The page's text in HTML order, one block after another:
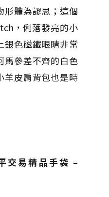
形體為謬思；這個
，俐落發亮的小
銀色磁鐵眼睛非常
馬參差不齊的白色
羊皮肩背包也是時
交易精品手袋 –